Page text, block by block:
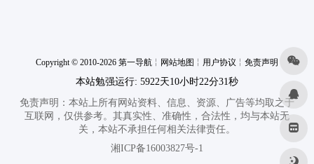
帮你牵线！红娘...
Copyright © 2010-2026 第一导航 ╎ 网站地图 ╎ 用户协议 ╎ 免责声明
本站勉强运行: 5922天10小时22分31秒
免责声明：本站上所有网站资料、信息、资源、广告等均取之于
互联网，仅供参考。其真实性、准确性，合法性，均与本站无
关，本站不承担任何相关法律责任。
湘ICP备16003827号-1